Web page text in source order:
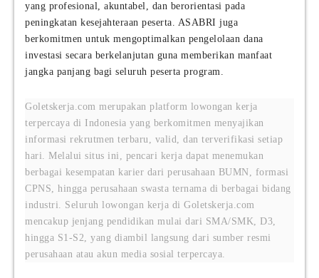
yang profesional, akuntabel, dan berorientasi pada
peningkatan kesejahteraan peserta. ASABRI juga
berkomitmen untuk mengoptimalkan pengelolaan dana
investasi secara berkelanjutan guna memberikan manfaat
jangka panjang bagi seluruh peserta program.
Goletskerja.com merupakan platform lowongan kerja
terpercaya di Indonesia yang berkomitmen menyajikan
informasi rekrutmen terbaru, valid, dan terverifikasi setiap
hari. Melalui situs ini, pencari kerja dapat menemukan
berbagai kesempatan karier dari perusahaan BUMN, formasi
CPNS, hingga perusahaan swasta ternama di berbagai bidang
industri. Seluruh lowongan kerja di Goletskerja.com
mencakup jenjang pendidikan mulai dari SMA/SMK, D3,
hingga S1-S2, yang diambil langsung dari sumber resmi
perusahaan atau akun media sosial terpercaya.